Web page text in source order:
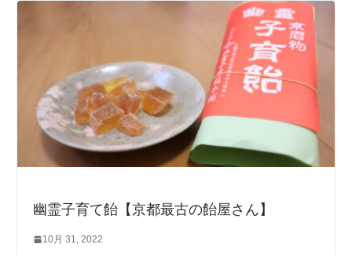
幽霊子育て飴【京都最古の飴屋さん】
10月 31, 2022